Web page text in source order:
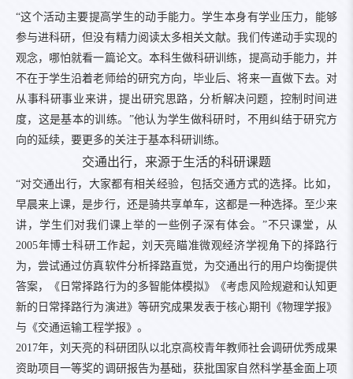
“这个活动主要提高学生的动手能力。学生本身有学业压力，能够
参与进科研，但没有精力阅读太多相关文献。我们传递动手实现的
观念，哪怕就看一篇论文。本科生做科研训练，提高动手能力，并
不在于学生沿着老师给的研究方向，毕业后、将来一直做下去。对
从事科研事业来讲，提出研究思路，分析解决问题，控制时间进
度，这是基本的训练。”他认为学生做科研时，不用纠结于研究方
向的延续，要更多的关注于基本科研训练。
交通出行，来源于生活的科研课题
“对交通出行，大家都有相关经验，包括交通方式的选择。比如，
早晨来上课，是步行，还是骑共享单车，这都是一种选择。至少来
讲，学生们对我们课上举的一些例子深有体会。”不只课堂，从
2005年博士科研工作起，刘天亮瞄准微观经济学视角下的择路行
为，尝试通过仿真软件分析择路直觉，为交通出行的用户均衡提供
答案，《日常择路行为的多智能体模拟》《考虑风险规避和认知更
新的日常择路行为演进》等研究成果发表于核心期刊《物理学报》
与《交通运输工程学报》。
2017年，刘天亮的科研团队以北京高校青年教师社会调研优秀成果
资助项目一等奖的调研报告为基础，获批国家自然科学基金面上项